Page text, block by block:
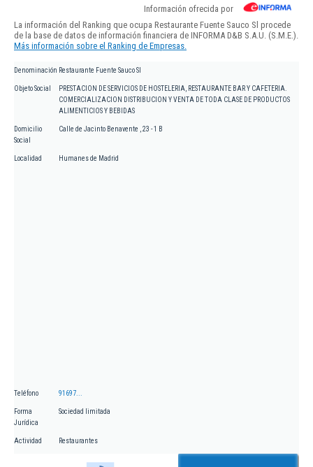
Información ofrecida por
La información del Ranking que ocupa Restaurante Fuente Sauco Sl procede
de la base de datos de información financiera de INFORMA D&B S.A.U. (S.M.E.).
Más información sobre el Ranking de Empresas.
Denominación Restaurante Fuente Sauco Sl
Objeto Social
PRESTACION DE SERVICIOS DE HOSTELERIA, RESTAURANTE BAR Y CAFETERIA.
COMERCIALIZACION DISTRIBUCION Y VENTA DE TODA CLASE DE PRODUCTOS
ALIMENTICIOS Y BEBIDAS
Domicilio
Social
Calle de Jacinto Benavente , 23 - 1 B
Localidad Humanes de Madrid
Teléfono 91697...
Forma
Jurídica
Sociedad limitada
Actividad Restaurantes